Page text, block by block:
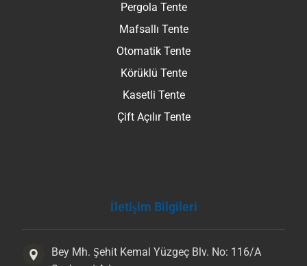
Pergola Tente
Mafsallı Tente
Otomatik Tente
Körüklü Tente
Kasetli Tente
Çift Açılır Tente
İletişim Bilgileri
Bey Mh. Şehit Kemal Yüzgeç Blv. No: 116/A